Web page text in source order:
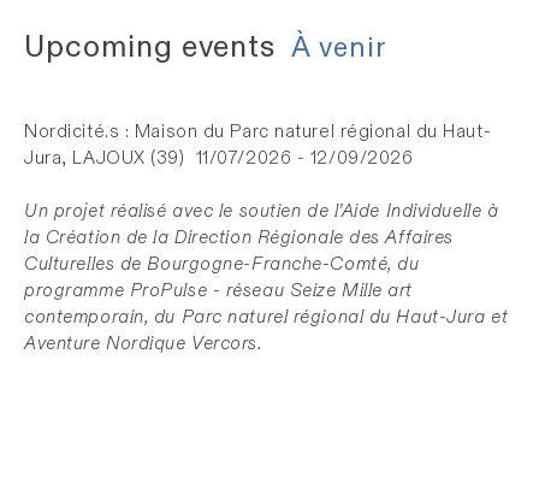
Upcoming events À venir
Nordicité.s : Maison du Parc naturel régional du Haut-
Jura, LAJOUX (39) 11/07/2026 - 12/09/2026
Un projet réalisé avec le soutien de l’Aide Individuelle à
la Création de la Direction Régionale des Affaires
Culturelles de Bourgogne-Franche-Comté, du
programme ProPulse - réseau Seize Mille art
contemporain, du Parc naturel régional du Haut-Jura et
Aventure Nordique Vercors.